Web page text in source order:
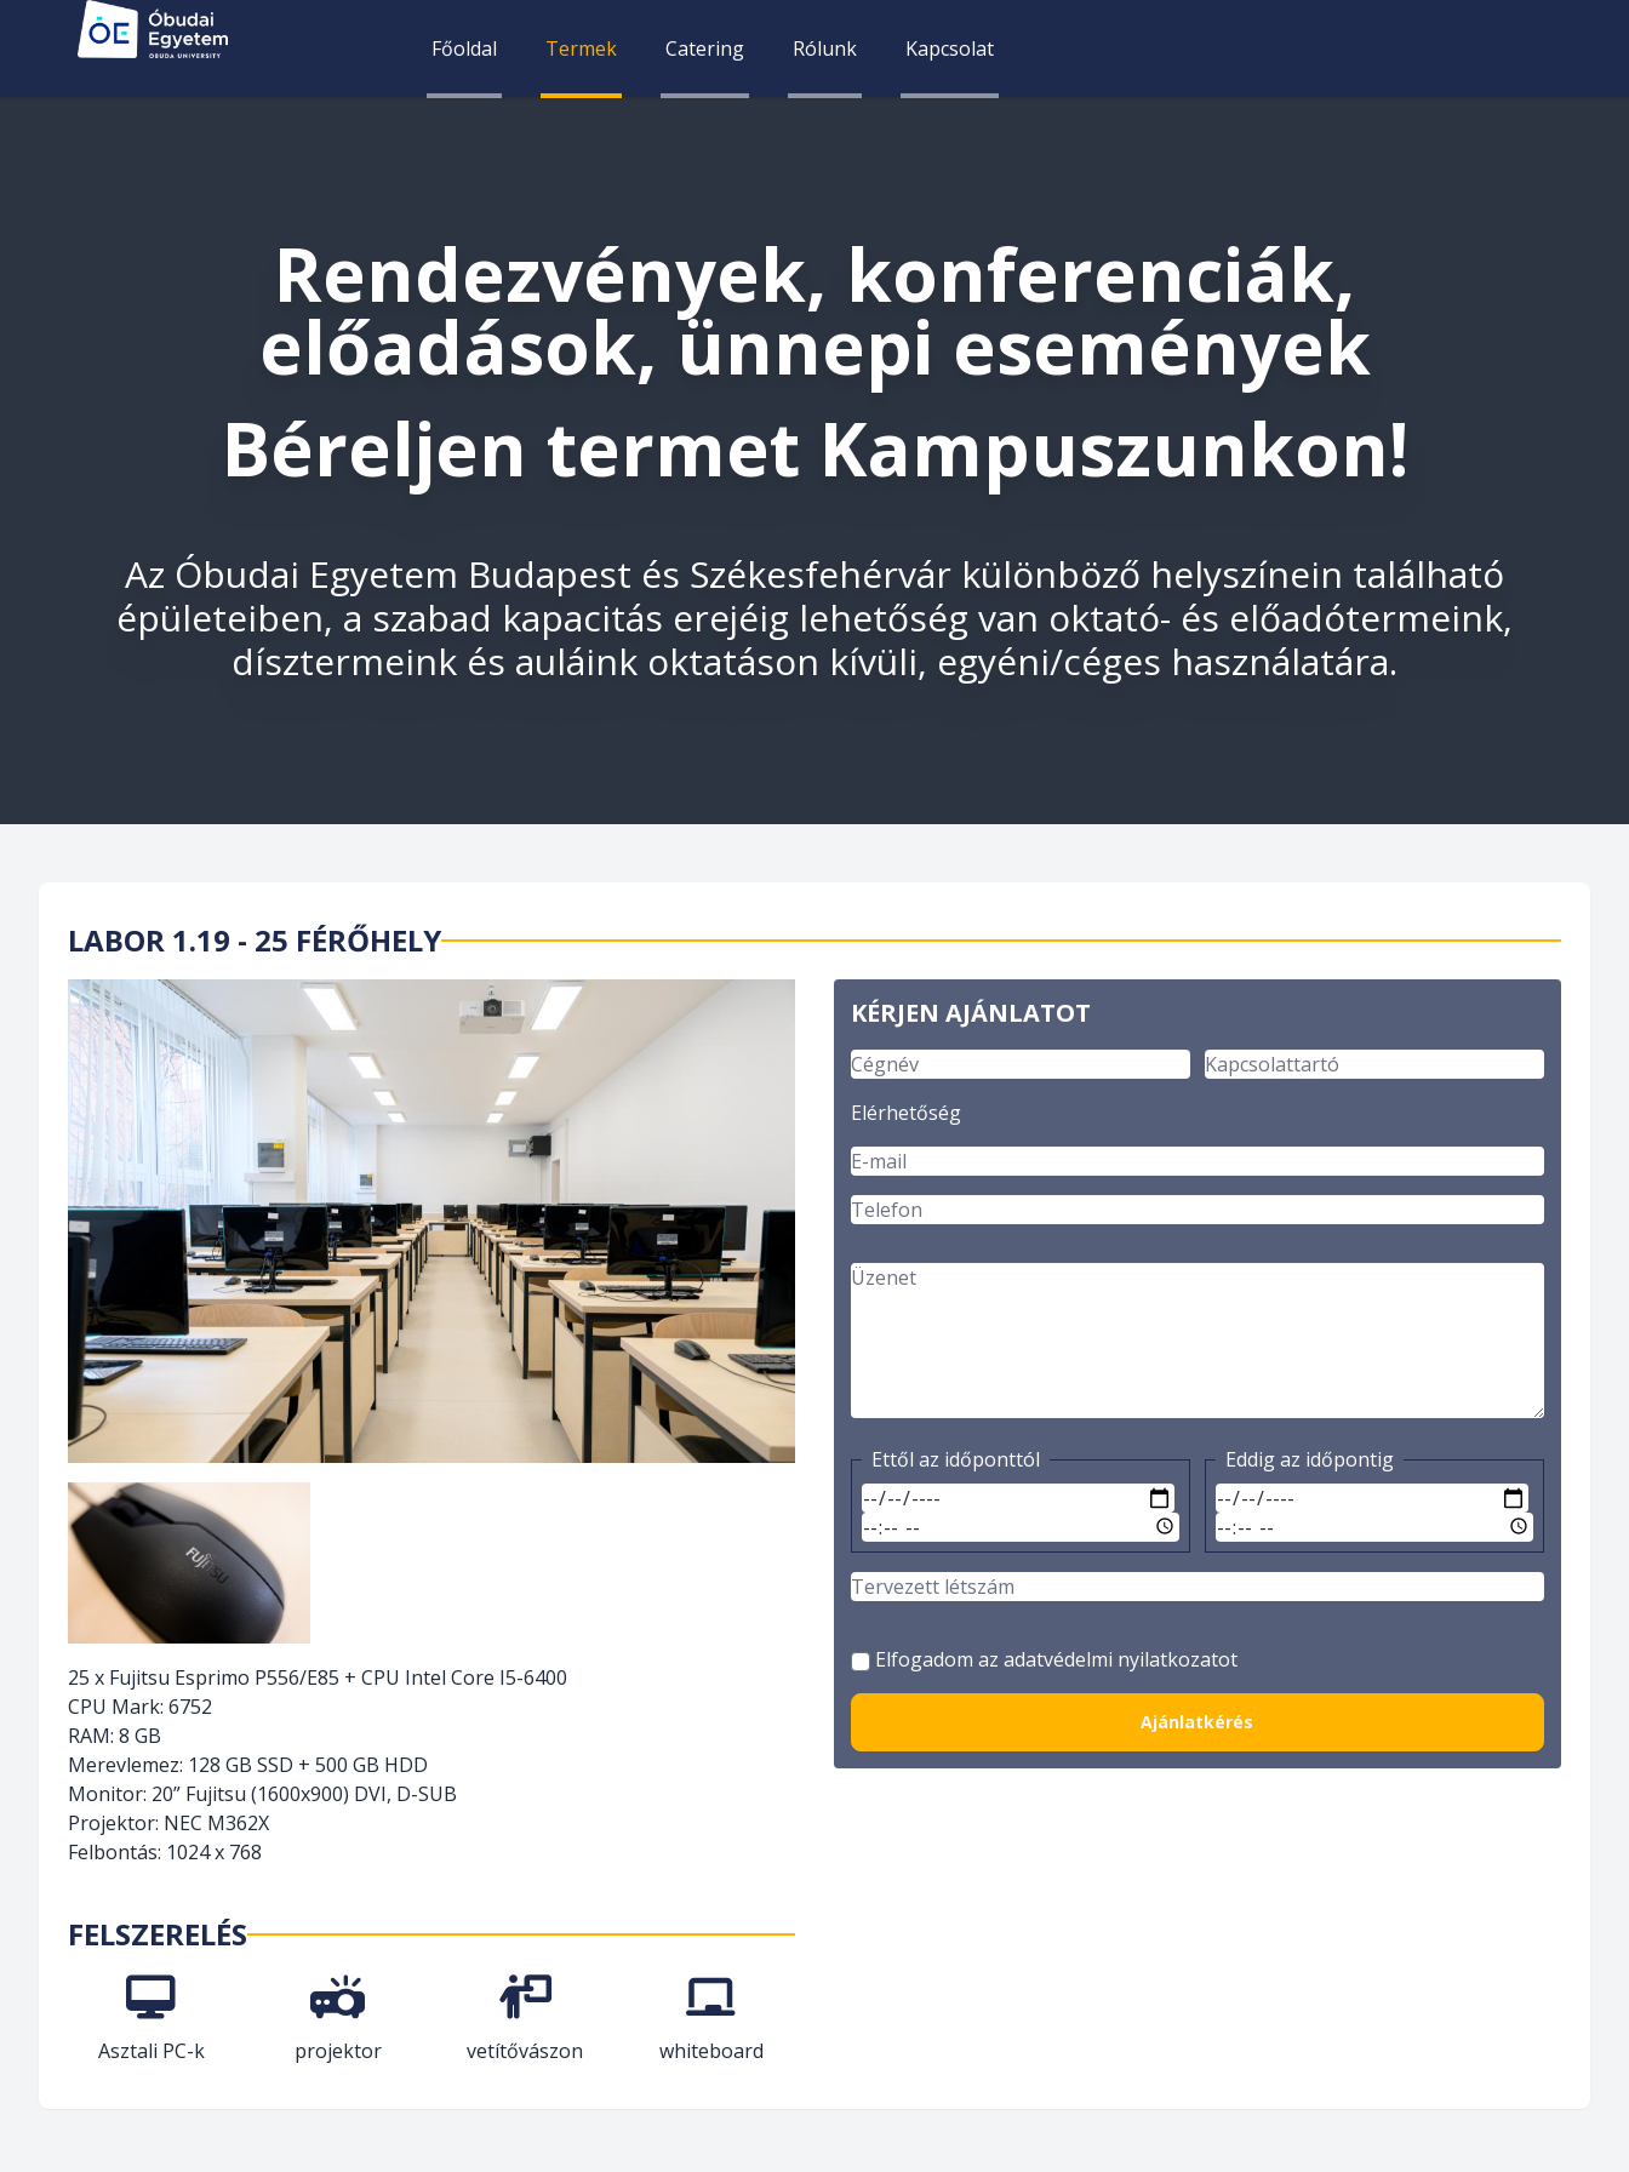
Főoldal Termek Catering Rólunk Kapcsolat
Rendezvények, konferenciák,
előadások, ünnepi események
Béreljen termet Kampuszunkon!
Az Óbudai Egyetem Budapest és Székesfehérvár különböző helyszínein található
épületeiben, a szabad kapacitás erejéig lehetőség van oktató- és előadótermeink,
dísztermeink és auláink oktatáson kívüli, egyéni/céges használatára.
LABOR 1.19 - 25 FÉRŐHELY
25 x Fujitsu Esprimo P556/E85 + CPU Intel Core I5-6400
CPU Mark: 6752
RAM: 8 GB
Merevlemez: 128 GB SSD + 500 GB HDD
Monitor: 20” Fujitsu (1600x900) DVI, D-SUB
Projektor: NEC M362X
Felbontás: 1024 x 768
FELSZERELÉS
Asztali PC-k projektor vetítővászon whiteboard
KÉRJEN AJÁNLATOT
Elérhetőség
Ettől az időponttól Eddig az időpontig
Elfogadom az adatvédelmi nyilatkozatot
Ajánlatkérés